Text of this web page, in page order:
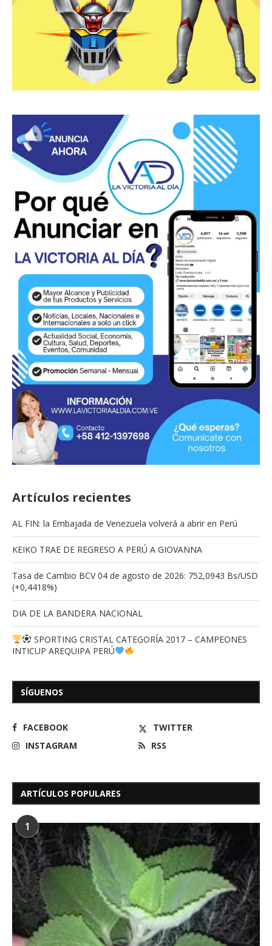
Artículos recientes
AL FIN: la Embajada de Venezuela volverá a abrir en Perú
KEIKO TRAE DE REGRESO A PERÚ A GIOVANNA
Tasa de Cambio BCV 04 de agosto de 2026: 752,0943 Bs/USD
(+0,4418%)
DIA DE LA BANDERA NACIONAL
SPORTING CRISTAL CATEGORÍA 2017 – CAMPEONES
INTICUP AREQUIPA PERÚ
SÍGUENOS
FACEBOOK
TWITTER
INSTAGRAM
RSS
ARTÍCULOS POPULARES
1